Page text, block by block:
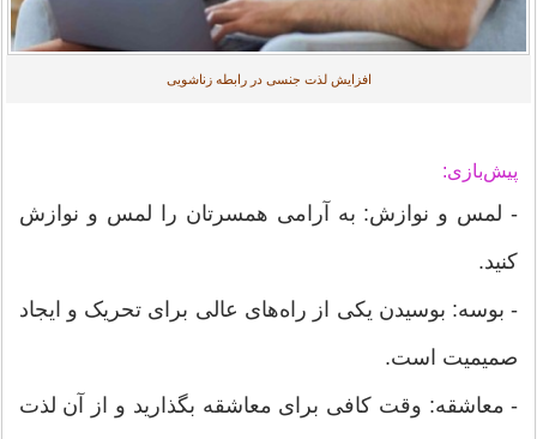
افزایش لذت جنسی در رابطه زناشویی
پیش‌بازی:
- لمس و نوازش: به آرامی همسرتان را لمس و نوازش
کنید.
- بوسه: بوسیدن یکی از راه‌های عالی برای تحریک و ایجاد
صمیمیت است.
- معاشقه: وقت کافی برای معاشقه بگذارید و از آن لذت